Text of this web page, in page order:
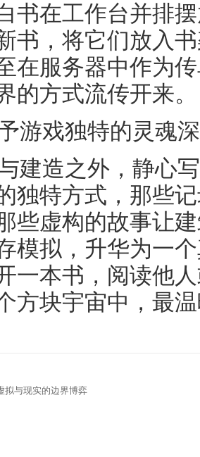
书在工作台并排
书，将它们放入
在服务器中作为
的方式流传开来。
游戏独特的灵魂
建造之外，静心
独特方式，那些
些虚构的故事让
模拟，升华为一
一本书，阅读他
方块宇宙中，最
拟与现实的边界博弈